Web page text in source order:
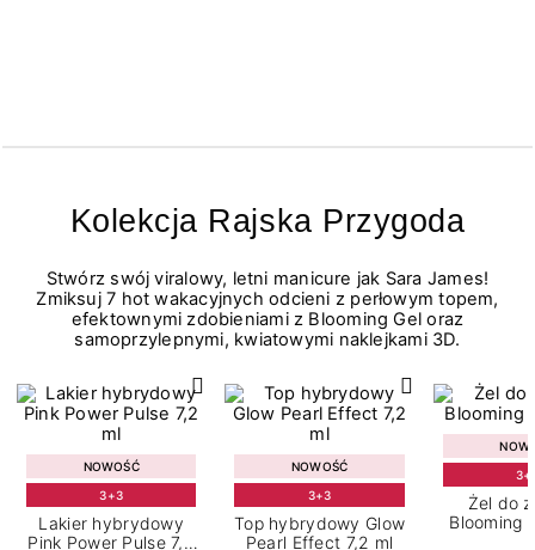
Kolekcja Rajska Przygoda
Stwórz swój viralowy, letni manicure jak Sara James!
Zmiksuj 7 hot wakacyjnych odcieni z perłowym topem,
efektownymi zdobieniami z Blooming Gel oraz
samoprzylepnymi, kwiatowymi naklejkami 3D.
NOWOŚĆ
3+3
Lakier hybrydowy
Pink Power Pulse 7,2
NOWOŚĆ
3+3
Top hybrydowy Glow
Pearl Effect 7,2 ml
Żel do
Blooming